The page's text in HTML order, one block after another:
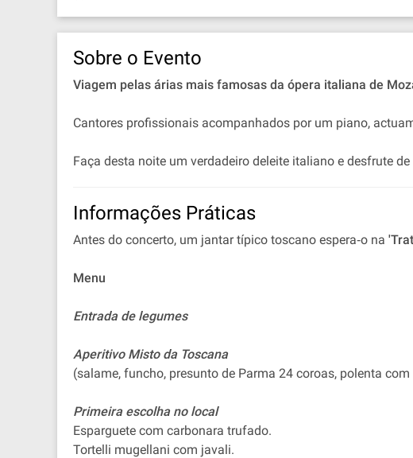
Sobre o Evento
Viagem pelas árias mais famosas da ópera italiana de
Cantores profissionais acompanhados por um piano,
Faça desta noite um verdadeiro deleite italiano e desfrute
Informações Práticas
Antes do concerto, um jantar típico toscano espera‐o na
Menu
Entrada de legumes
Aperitivo Misto da Toscana
(salame, funcho, presunto de Parma 24 coroas, polenta
Primeira escolha no local
Esparguete com carbonara trufado.
Tortelli mugellani com javali.